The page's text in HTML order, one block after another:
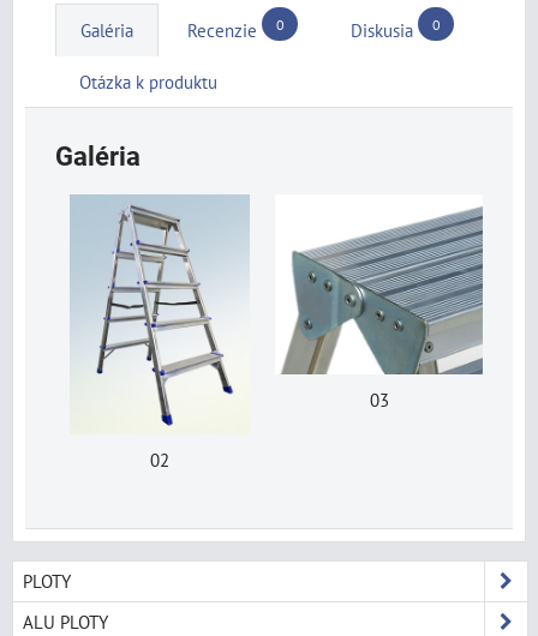
Galéria Recenzie 0 Diskusia 0
Otázka k produktu
Galéria
02
03
PLOTY
ALU PLOTY